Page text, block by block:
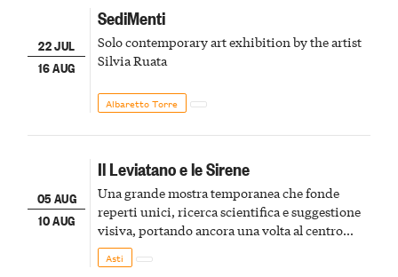
22 JUL
16 AUG
SediMenti
Solo contemporary art exhibition by the artist
Silvia Ruata
Albaretto Torre
05 AUG
10 AUG
Il Leviatano e le Sirene
Una grande mostra temporanea che fonde
reperti unici, ricerca scientifica e suggestione
visiva, portando ancora una volta al centro
della scena le meraviglie del passato astigiano
Asti